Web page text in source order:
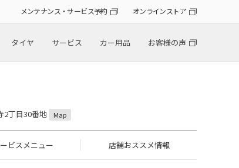
メンテナンス・サービス予約 オンラインストア
タイヤ サービス カー用品 お客様の声
2丁目30番地 Map
ビスメニュー 店舗おススメ情報